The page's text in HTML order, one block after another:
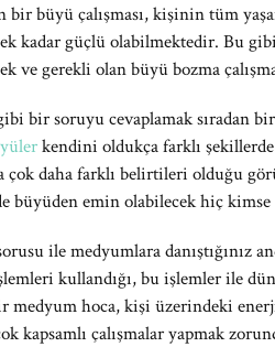
bir büyü çalışması, kişinin tüm
kadar güçlü olabilmektedir. Bu
ve gerekli olan büyü bozma
bir soruyu cevaplamak sıradan
kendini oldukça farklı
çok daha farklı belirtileri olduğu
büyüden emin olabilecek hiç
ile medyumlara danıştığınız
kullandığı, bu işlemler ile
medyum hoca, kişi üzerindeki
kapsamlı çalışmalar yapmak